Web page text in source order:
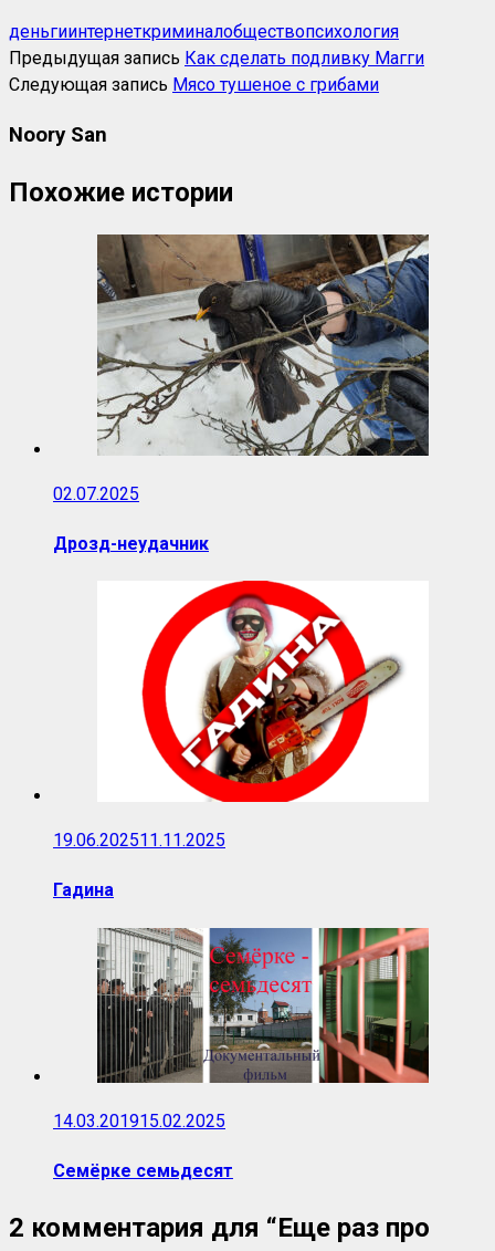
деньгиинтернеткриминалобществопсихология
Предыдущая запись Как сделать подливку Магги
Следующая запись Мясо тушеное с грибами
Noory San
Похожие истории
02.07.2025
Дрозд-неудачник
19.06.202511.11.2025
Гадина
14.03.201915.02.2025
Семёрке семьдесят
2 комментария для “Еще раз про